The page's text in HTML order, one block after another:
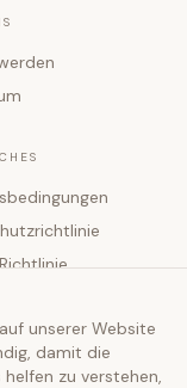
unserer Website
damit die
zu verstehen,